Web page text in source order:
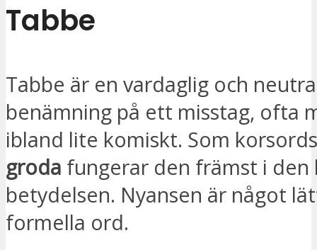
Tabbe
Tabbe är en vardaglig och
benämning på ett misstag, ofta
ibland lite komiskt. Som
groda fungerar den främst i den
betydelsen. Nyansen är något
formella ord.